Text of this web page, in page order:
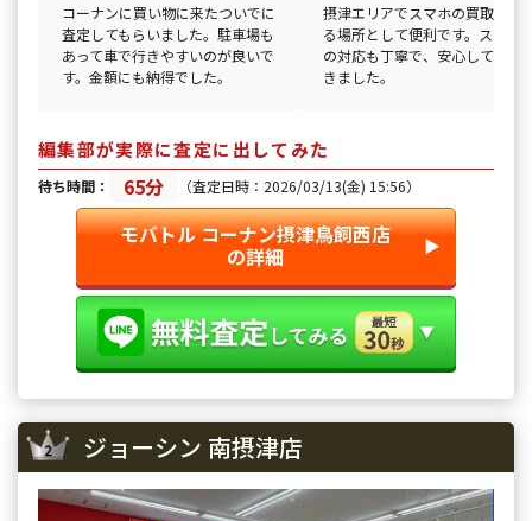
コーナンに買い物に来たついでに
査定してもらいました。駐車場も
あって車で行きやすいのが良いで
す。金額にも納得でした。
摂津エリアでスマホの買取がで
る場所として便利です。スタッ
の対応も丁寧で、安心して取引
きました。
編集部が実際に査定に出してみた
待ち時間： 65分 （査定日時：2026/03/13(金) 15:56）
モバトル コーナン摂津鳥飼西店
の詳細 ▶︎
ジョーシン 南摂津店